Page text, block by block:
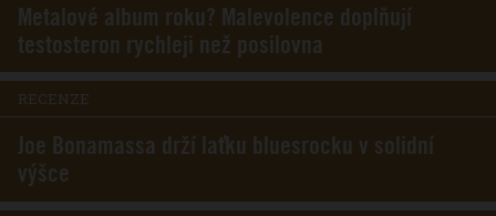
Metalové album roku? Malevolence doplňují
testosteron rychleji než posilovna
RECENZE
Joe Bonamassa drží laťku bluesrocku v solidní
výšce